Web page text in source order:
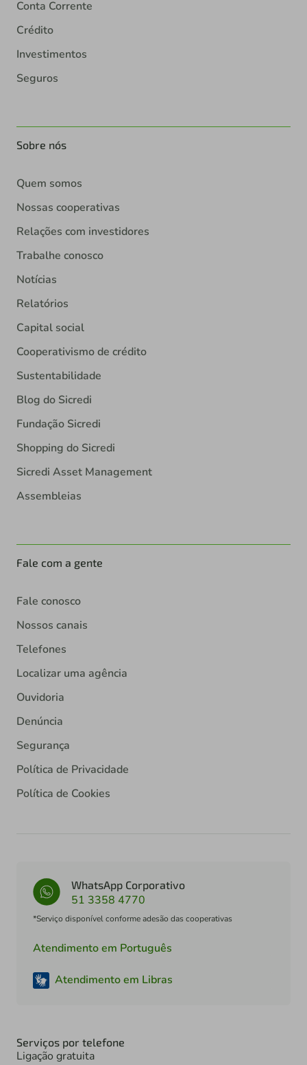
Conta Corrente
Crédito
Investimentos
Seguros
Sobre nós
Quem somos
Nossas cooperativas
Relações com investidores
Trabalhe conosco
Notícias
Relatórios
Capital social
Cooperativismo de crédito
Sustentabilidade
Blog do Sicredi
Fundação Sicredi
Shopping do Sicredi
Sicredi Asset Management
Assembleias
Fale com a gente
Fale conosco
Nossos canais
Telefones
Localizar uma agência
Ouvidoria
Denúncia
Segurança
Política de Privacidade
Política de Cookies
WhatsApp Corporativo
51 3358 4770
*Serviço disponível conforme adesão das cooperativas
Atendimento em Português
Atendimento em Libras
Serviços por telefone
Ligação gratuita